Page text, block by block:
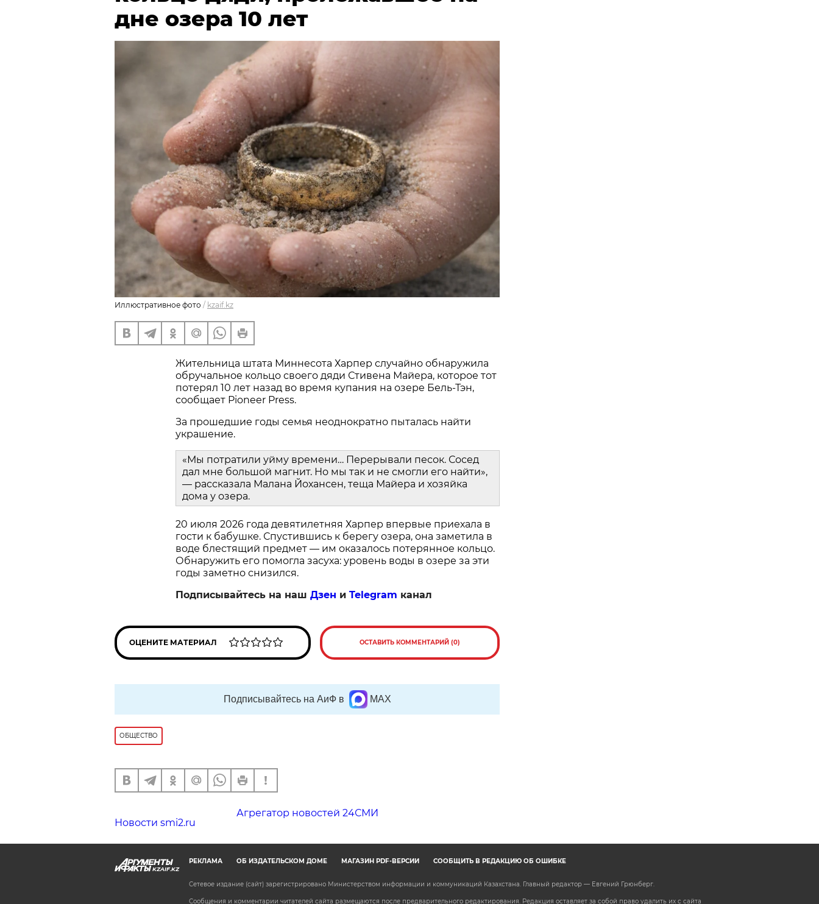
дне озера 10 лет
Иллюстративное фото / kzaif.kz
Жительница штата Миннесота Харпер случайно обнаружила
обручальное кольцо своего дяди Стивена Майера, которое тот
потерял 10 лет назад во время купания на озере Бель-Тэн,
сообщает Pioneer Press.
За прошедшие годы семья неоднократно пыталась найти
украшение.
«Мы потратили уйму времени… Перерывали песок. Сосед
дал мне большой магнит. Но мы так и не смогли его найти»,
— рассказала Малана Йохансен, теща Майера и хозяйка
дома у озера.
20 июля 2026 года девятилетняя Харпер впервые приехала в
гости к бабушке. Спустившись к берегу озера, она заметила в
воде блестящий предмет — им оказалось потерянное кольцо.
Обнаружить его помогла засуха: уровень воды в озере за эти
годы заметно снизился.
Подписывайтесь на наш Дзен и Telegram канал
ОЦЕНИТЕ МАТЕРИАЛ ОСТАВИТЬ КОММЕНТАРИЙ (0)
Подписывайтесь на АиФ в MAX
ОБЩЕСТВО
Агрегатор новостей 24СМИ
Новости smi2.ru
KZAIF.KZ
РЕКЛАМА ОБ ИЗДАТЕЛЬСКОМ ДОМЕ МАГАЗИН PDF-ВЕРСИЙ СООБЩИТЬ В РЕДАКЦИЮ ОБ ОШИБКЕ
Сетевое издание (сайт) зарегистрировано Министерством информации и коммуникаций Казахстана. Главный редактор — Евгений Грюнберг.
Сообщения и комментарии читателей сайта размещаются после предварительного редактирования. Редакция оставляет за собой право удалить их с сайта